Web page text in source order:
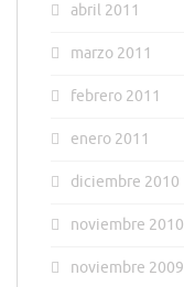
abril 2011
marzo 2011
febrero 2011
enero 2011
diciembre 2010
noviembre 2010
noviembre 2009